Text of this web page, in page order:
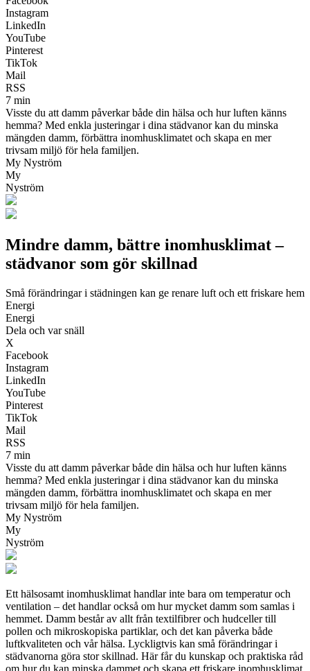
Instagram
LinkedIn
YouTube
Pinterest
TikTok
Mail
RSS
7 min
Visste du att damm påverkar både din hälsa och hur luften känns
hemma? Med enkla justeringar i dina städvanor kan du minska
mängden damm, förbättra inomhusklimatet och skapa en mer
trivsam miljö för hela familjen.
My Nyström
My
Nyström
Mindre damm, bättre inomhusklimat –
städvanor som gör skillnad
Små förändringar i städningen kan ge renare luft och ett friskare hem
Energi
Energi
Dela och var snäll
X
Facebook
Instagram
LinkedIn
YouTube
Pinterest
TikTok
Mail
RSS
7 min
Visste du att damm påverkar både din hälsa och hur luften känns
hemma? Med enkla justeringar i dina städvanor kan du minska
mängden damm, förbättra inomhusklimatet och skapa en mer
trivsam miljö för hela familjen.
My Nyström
My
Nyström
Ett hälsosamt inomhusklimat handlar inte bara om temperatur och
ventilation – det handlar också om hur mycket damm som samlas i
hemmet. Damm består av allt från textilfibrer och hudceller till
pollen och mikroskopiska partiklar, och det kan påverka både
luftkvaliteten och vår hälsa. Lyckligtvis kan små förändringar i
städvanorna göra stor skillnad. Här får du kunskap och praktiska råd
om hur du kan minska dammet och skapa ett friskare inomhusklimat